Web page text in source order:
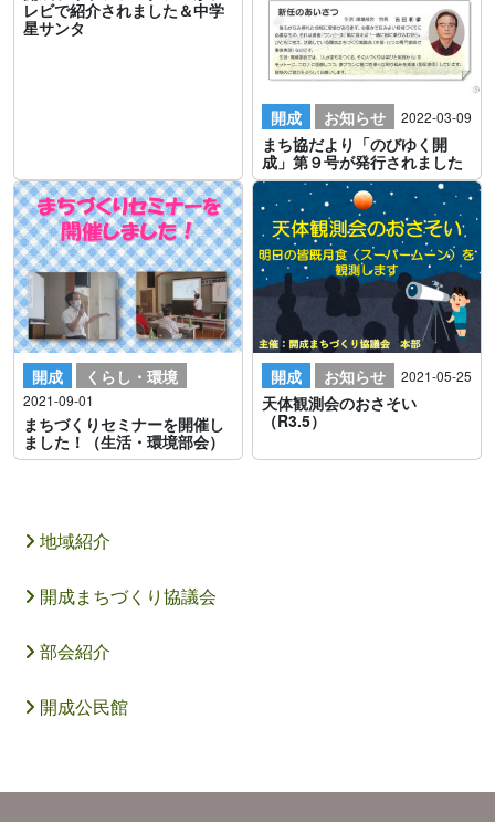
レビで紹介されました＆中学
星サンタ
開成 お知らせ 2022-03-09
まち協だより「のびゆく開
成」第９号が発行されました
開成 くらし・環境
2021-09-01
まちづくりセミナーを開催し
ました！（生活・環境部会）
開成 お知らせ 2021-05-25
天体観測会のおさそい
（R3.5）
地域紹介
開成まちづくり協議会
部会紹介
開成公民館